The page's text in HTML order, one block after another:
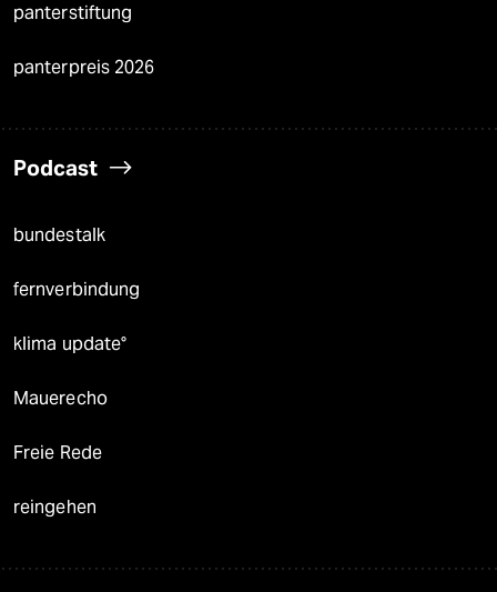
panterstiftung
panterpreis 2026
Podcast
bundestalk
fernverbindung
klima update°
Mauerecho
Freie Rede
reingehen